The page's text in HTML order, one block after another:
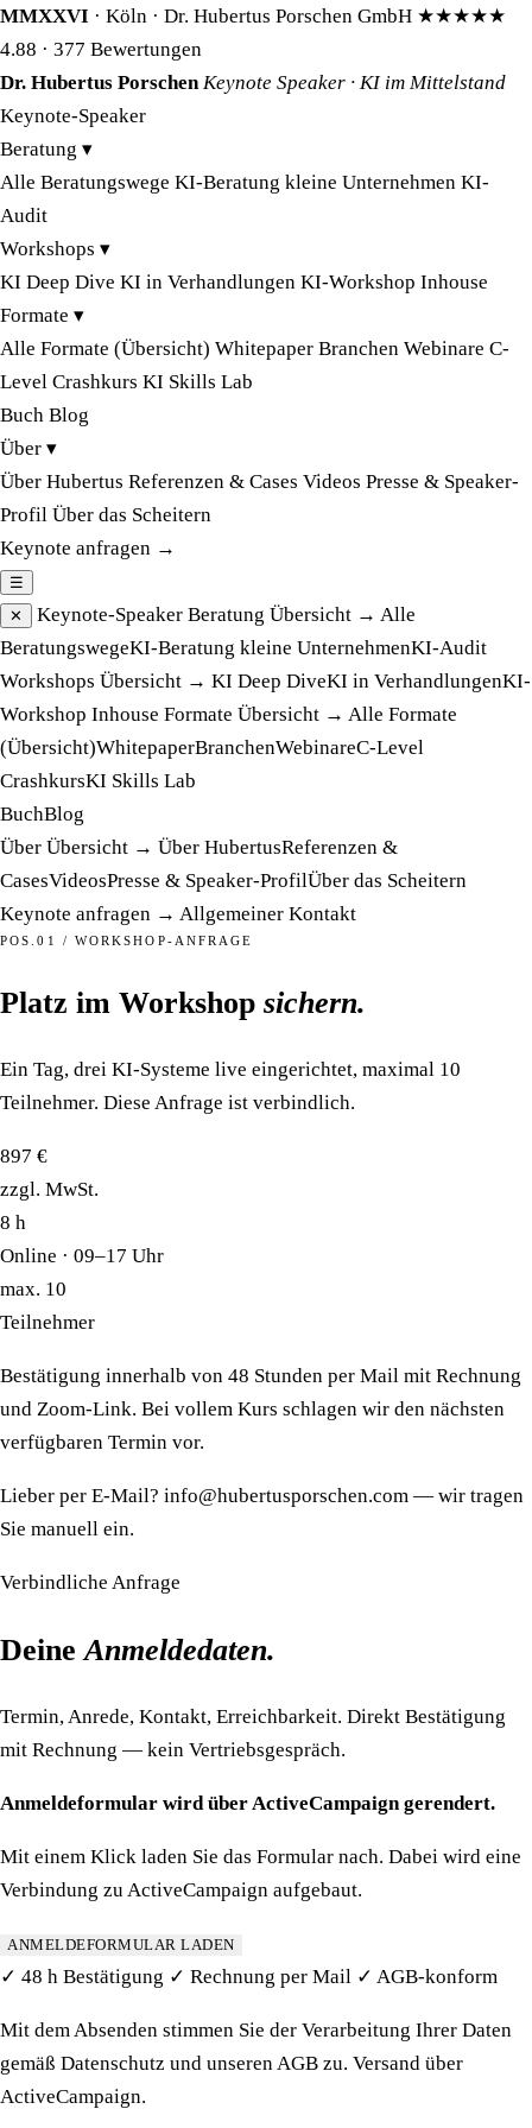
MMXXVI · Köln · Dr. Hubertus Porschen GmbH ★★★★★
4.88 · 377 Bewertungen
Dr. Hubertus Porschen Keynote Speaker · KI im Mittelstand
Keynote-Speaker
Beratung ▾
Alle Beratungswege KI-Beratung kleine Unternehmen KI-
Audit
Workshops ▾
KI Deep Dive KI in Verhandlungen KI-Workshop Inhouse
Formate ▾
Alle Formate (Übersicht) Whitepaper Branchen Webinare C-
Level Crashkurs KI Skills Lab
Buch Blog
Über ▾
Über Hubertus Referenzen & Cases Videos Presse & Speaker-
Profil Über das Scheitern
Keynote anfragen →
☰
✕
Keynote-Speaker Beratung Übersicht → Alle
BeratungswegeKI-Beratung kleine UnternehmenKI-Audit
Workshops Übersicht → KI Deep DiveKI in VerhandlungenKI-
Workshop Inhouse Formate Übersicht → Alle Formate
(Übersicht)WhitepaperBranchenWebinareC-Level
CrashkursKI Skills Lab
BuchBlog
Über Übersicht → Über HubertusReferenzen &
CasesVideosPresse & Speaker-ProfilÜber das Scheitern
Keynote anfragen → Allgemeiner Kontakt
POS.01 / WORKSHOP-ANFRAGE
Platz im Workshop sichern.
Ein Tag, drei KI-Systeme live eingerichtet, maximal 10
Teilnehmer. Diese Anfrage ist verbindlich.
897 €
zzgl. MwSt.
8 h
Online · 09–17 Uhr
max. 10
Teilnehmer
Bestätigung innerhalb von 48 Stunden per Mail mit Rechnung
und Zoom-Link. Bei vollem Kurs schlagen wir den nächsten
verfügbaren Termin vor.
Lieber per E-Mail? info@hubertusporschen.com — wir tragen
Sie manuell ein.
Verbindliche Anfrage
DeineAnmeldedaten.
Termin, Anrede, Kontakt, Erreichbarkeit. Direkt Bestätigung
mit Rechnung — kein Vertriebsgespräch.
Anmeldeformular wird über ActiveCampaign gerendert.
Mit einem Klick laden Sie das Formular nach. Dabei wird eine
Verbindung zu ActiveCampaign aufgebaut.
ANMELDEFORMULAR LADEN
✓ 48 h Bestätigung ✓ Rechnung per Mail ✓ AGB-konform
Mit dem Absenden stimmen Sie der Verarbeitung Ihrer Daten
gemäß Datenschutz und unserenAGB zu. Versand über
ActiveCampaign.